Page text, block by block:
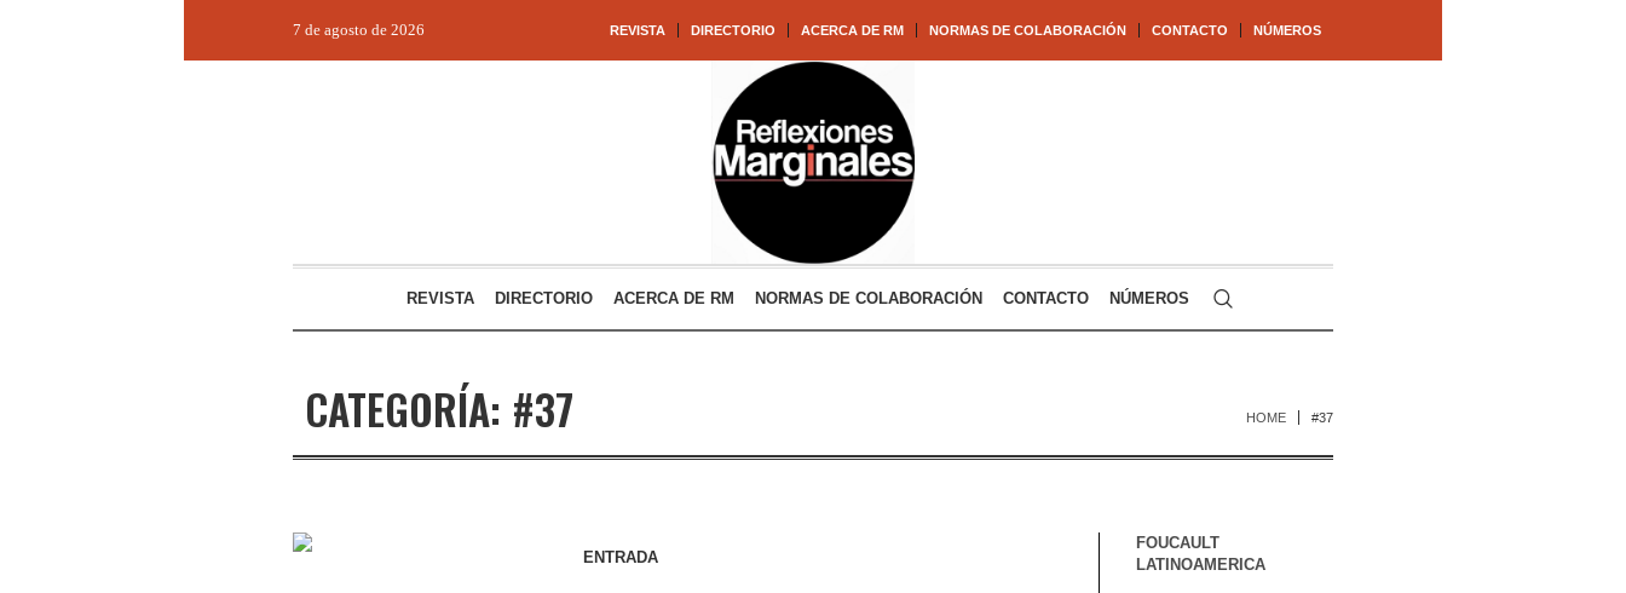
REVISTA DIRECTORIO ACERCA DE RM NORMAS DE COLABORACIÓN CONTACTO NÚMEROS
7 de agosto de 2026
REVISTA DIRECTORIO ACERCA DE RM NORMAS DE COLABORACIÓN CONTACTO NÚMEROS
CATEGORÍA: #37 HOME #37
ENTRADA
FOUCAULT
LATINOAMERICA